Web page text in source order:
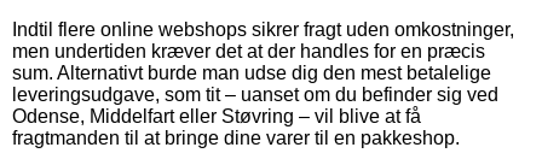
Indtil flere online webshops sikrer fragt uden omkostninger,
men undertiden kræver det at der handles for en præcis
sum. Alternativt burde man udse dig den mest betalelige
leveringsudgave, som tit – uanset om du befinder sig ved
Odense, Middelfart eller Støvring – vil blive at få
fragtmanden til at bringe dine varer til en pakkeshop.